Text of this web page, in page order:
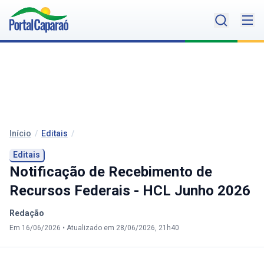
Início / Editais /
Editais
Notificação de Recebimento de
Recursos Federais - HCL Junho 2026
Redação
Em 16/06/2026 • Atualizado em 28/06/2026, 21h40